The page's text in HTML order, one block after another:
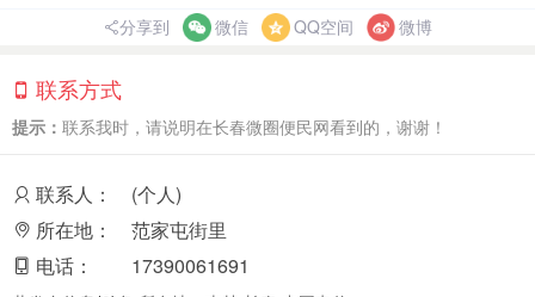
分享到 微信 QQ空间 微博
联系方式
提示： 联系我时，请说明在长春微圈便民网看到的，谢谢！
联系人：
(个人)
所在地：
范家屯街里
电话：
17390061691